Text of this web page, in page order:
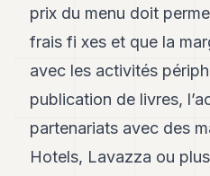
prix du menu doit
frais fi xes et que la
avec les activités
publication de livres,
partenariats avec des
Hotels, Lavazza ou